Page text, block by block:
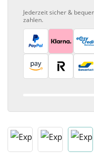
Jederzeit sicher &
zahlen.